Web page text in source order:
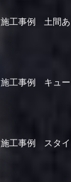
施工事例 土間あ
施工事例 キュー
施工事例 スタ